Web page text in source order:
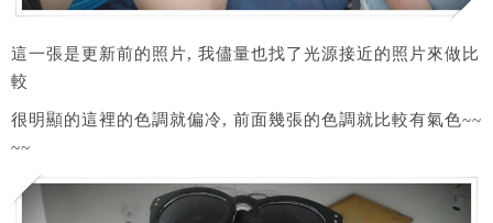
這一張是更新前的照片, 我儘量也找了光源接近的照片來做比
較
很明顯的這裡的色調就偏冷, 前面幾張的色調就比較有氣色~~
~~